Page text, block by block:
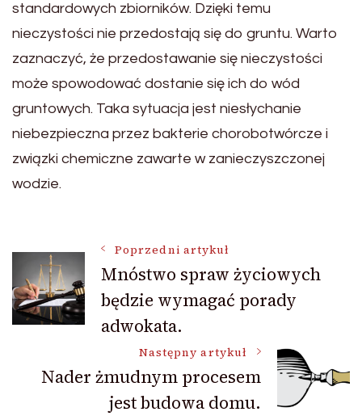
standardowych zbiorników. Dzięki temu
nieczystości nie przedostają się do gruntu. Warto
zaznaczyć, że przedostawanie się nieczystości
może spowodować dostanie się ich do wód
gruntowych. Taka sytuacja jest niesłychanie
niebezpieczna przez bakterie chorobotwórcze i
związki chemiczne zawarte w zanieczyszczonej
wodzie.
Nawigacja
wpisu
Poprzedni artykuł
Mnóstwo spraw życiowych
będzie wymagać porady
adwokata.
Następny artykuł
Nader żmudnym procesem
jest budowa domu.